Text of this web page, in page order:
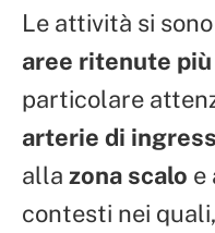
Le attività si
aree ritenute
particolare
arterie di
alla zona scalo e
contesti nei